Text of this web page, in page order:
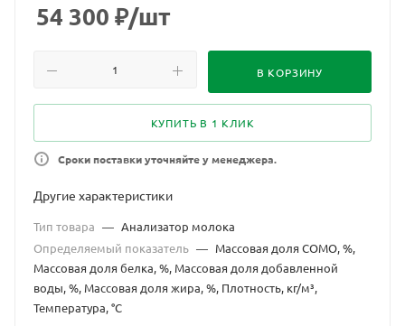
54 300 ₽/шт
В КОРЗИНУ
КУПИТЬ В 1 КЛИК
Сроки поставки уточняйте у менеджера.
Другие характеристики
Тип товара — Анализатор молока
Определяемый показатель — Массовая доля СОМО, %,
Массовая доля белка, %, Массовая доля добавленной
воды, %, Массовая доля жира, %, Плотность, кг/м³,
Температура, °С